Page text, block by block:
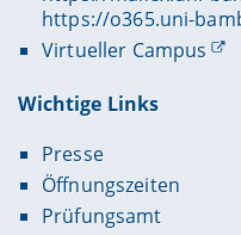
https://o365.uni-
Virtueller Campus
Wichtige Links
Presse
Öffnungszeiten
Prüfungsamt